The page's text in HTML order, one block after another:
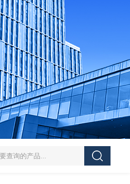
HT/GDSJ-80天津小型高低温交变湿热试验